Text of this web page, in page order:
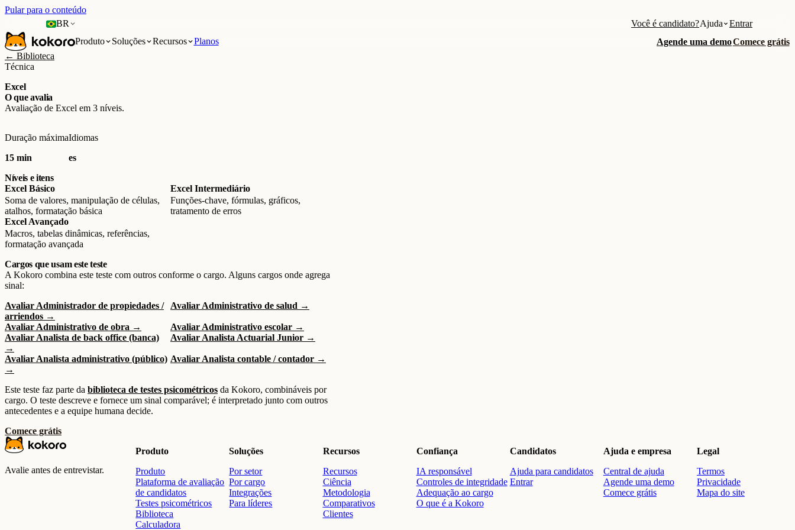
Pular para o conteúdo
BR
Você é candidato?Ajuda
Entrar
Produto
Soluções Recursos Planos Agende uma demoComece grátis
← Biblioteca
Técnica
Excel
O que avalia
Avaliação de Excel em 3 níveis.
Duração máxima
15 min
Idiomas
es
Níveis e itens
Excel Básico
Soma de valores, manipulação de células,
atalhos, formatação básica
Excel Intermediário
Funções-chave, fórmulas, gráficos,
tratamento de erros
Excel Avançado
Macros, tabelas dinâmicas, referências,
formatação avançada
Cargos que usam este teste
A Kokoro combina este teste com outros conforme o cargo. Alguns cargos onde agrega
sinal:
Avaliar Administrador de propiedades /
arriendos →
Avaliar Administrativo de salud →
Avaliar Administrativo de obra →
Avaliar Administrativo escolar →
Avaliar Analista de back office (banca)
→
Avaliar Analista Actuarial Junior →
Avaliar Analista administrativo (público)
→
Avaliar Analista contable / contador →
Este teste faz parte da biblioteca de testes psicométricos da Kokoro, combináveis por
cargo. O teste descreve e fornece um sinal comparável; é interpretado junto com outros
antecedentes e a equipe humana decide.
Comece grátis
Avalie antes de entrevistar.
Produto
Produto
Plataforma de avaliação
de candidatos
Testes psicométricos
Biblioteca
Calculadora
Soluções
Por setor
Por cargo
Integrações
Para líderes
Recursos
Recursos
Ciência
Metodologia
Comparativos
Clientes
Confiança
IA responsável
Controles de integridade
Adequação ao cargo
O que é a Kokoro
Candidatos
Ajuda para candidatos
Entrar
Ajuda e empresa
Central de ajuda
Agende uma demo
Comece grátis
Legal
Termos
Privacidade
Mapa do site